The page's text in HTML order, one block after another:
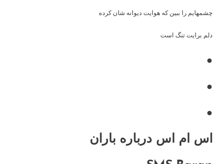
چشمهایم را ببین که هوایت دیوانه شان کرده
دلم برایت تنگ است
•
•
•
اس ام اس درباره باران